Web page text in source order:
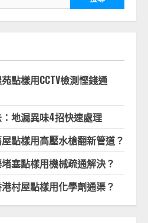
點樣用CCTV檢測慳錢通
地漏異味4招快速處理
點樣用高壓水槍翻新管道？
塞點樣用機械疏通解決？
村屋點樣用化學劑通渠？